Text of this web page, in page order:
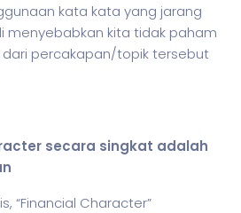
kata kata yang jarang
menyebabkan kita tidak paham
percakapan/topik tersebut
secara singkat adalah
, “Financial Character”